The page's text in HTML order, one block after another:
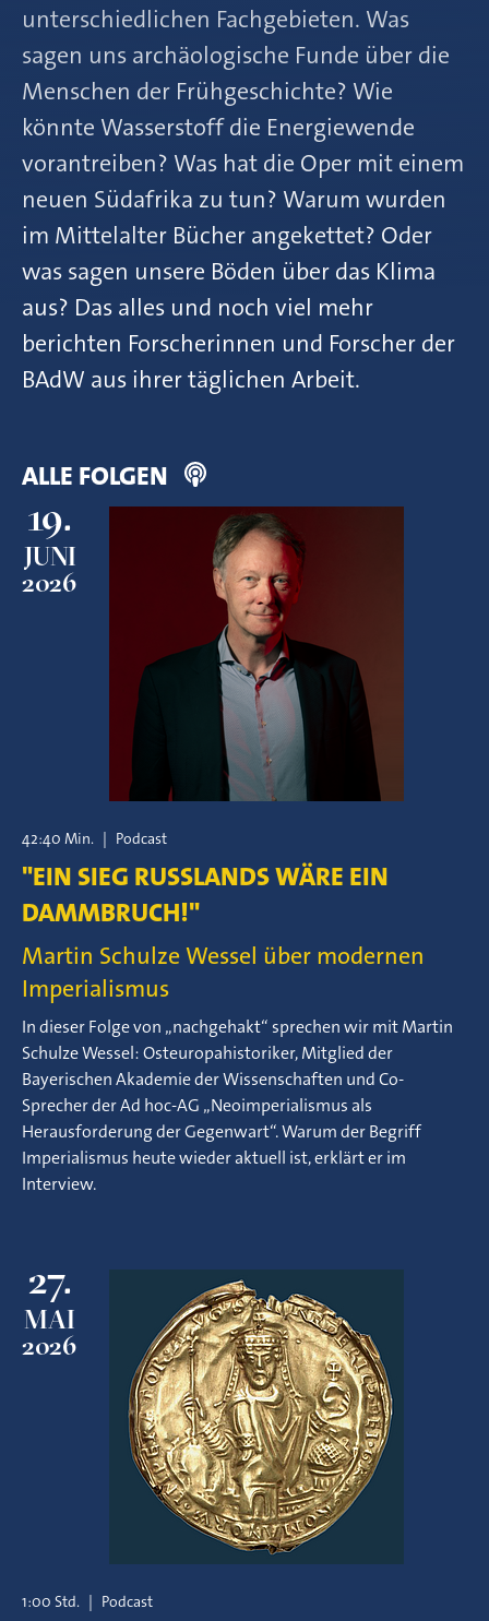
unterschiedlichen Fachgebieten. Was
sagen uns archäologische Funde über die
Menschen der Frühgeschichte? Wie
könnte Wasserstoff die Energiewende
vorantreiben? Was hat die Oper mit einem
neuen Südafrika zu tun? Warum wurden
im Mittelalter Bücher angekettet? Oder
was sagen unsere Böden über das Klima
aus? Das alles und noch viel mehr
berichten Forscherinnen und Forscher der
BAdW aus ihrer täglichen Arbeit.
ALLE FOLGEN
19.
JUNI
2026
42:40 Min. | Podcast
"EIN SIEG RUSSLANDS WÄRE EIN
DAMMBRUCH!"
Martin Schulze Wessel über modernen
Imperialismus
In dieser Folge von „nachgehakt“ sprechen wir mit Martin
Schulze Wessel: Osteuropahistoriker, Mitglied der
Bayerischen Akademie der Wissenschaften und Co-
Sprecher der Ad hoc-AG „Neoimperialismus als
Herausforderung der Gegenwart“. Warum der Begriff
Imperialismus heute wieder aktuell ist, erklärt er im
Interview.
27.
MAI
2026
1:00 Std. | Podcast